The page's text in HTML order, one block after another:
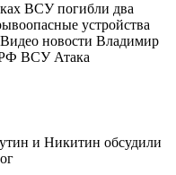
ВСУ погибли два
устройства
новости Владимир
ВСУ Атака
и Никитин обсудили